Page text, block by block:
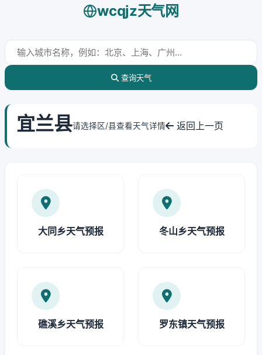
wcqjz天气网
查询天气
宜兰县请选择区/县查看天气详情 返回上一页
大同乡天气预报 冬山乡天气预报
礁溪乡天气预报 罗东镇天气预报